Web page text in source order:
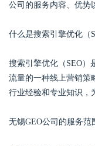
公司的服务内容、优势
什么是搜索引擎优化（
搜索引擎优化（SEO）
流量的一种线上营销策
行业经验和专业知识，
无锡GEO公司的服务范